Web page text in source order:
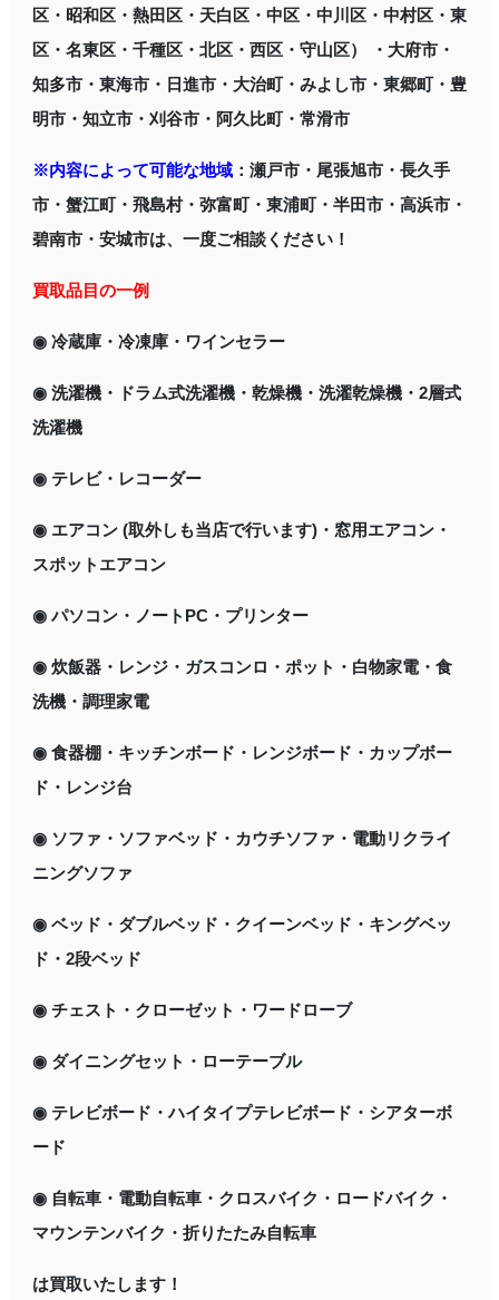
区・昭和区・熱田区・天白区・中区・中川区・中村区・東
区・名東区・千種区・北区・西区・守山区） ・大府市・
知多市・東海市・日進市・大治町・みよし市・東郷町・豊
明市・知立市・刈谷市・阿久比町・常滑市
※内容によって可能な地域：瀬戸市・尾張旭市・長久手
市・蟹江町・飛島村・弥富町・東浦町・半田市・高浜市・
碧南市・安城市は、一度ご相談ください！
買取品目の一例
◉ 冷蔵庫・冷凍庫・ワインセラー
◉ 洗濯機・ドラム式洗濯機・乾燥機・洗濯乾燥機・2層式
洗濯機
◉ テレビ・レコーダー
◉ エアコン (取外しも当店で行います)・窓用エアコン・
スポットエアコン
◉ パソコン・ノートPC・プリンター
◉ 炊飯器・レンジ・ガスコンロ・ポット・白物家電・食
洗機・調理家電
◉ 食器棚・キッチンボード・レンジボード・カップボー
ド・レンジ台
◉ ソファ・ソファベッド・カウチソファ・電動リクライ
ニングソファ
◉ ベッド・ダブルベッド・クイーンベッド・キングベッ
ド・2段ベッド
◉ チェスト・クローゼット・ワードローブ
◉ ダイニングセット・ローテーブル
◉ テレビボード・ハイタイプテレビボード・シアターボ
ード
◉ 自転車・電動自転車・クロスバイク・ロードバイク・
マウンテンバイク・折りたたみ自転車
は買取いたします！